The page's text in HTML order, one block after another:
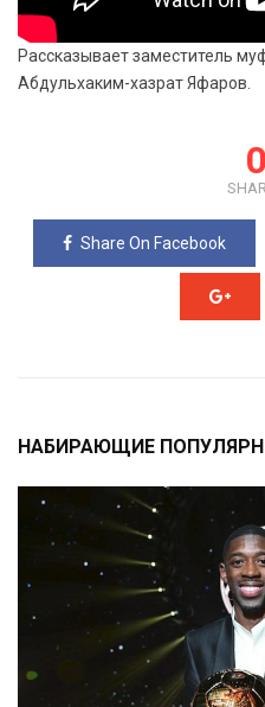
Рассказывает заместитель
Абдульхаким-хазрат Яфаров.
0
Share On Facebook
НАБИРАЮЩИЕ